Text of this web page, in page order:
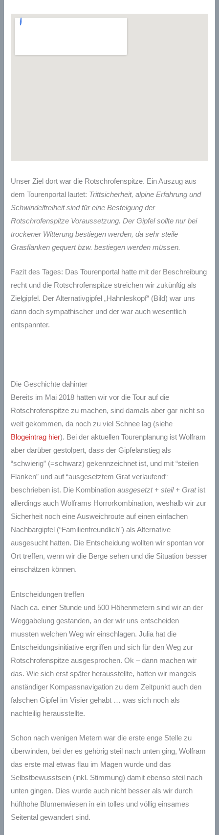
Unser Ziel dort war die Rotschrofenspitze. Ein Auszug aus
dem Tourenportal lautet: Trittsicherheit, alpine Erfahrung und
Schwindelfreiheit sind für eine Besteigung der
Rotschrofenspitze Voraussetzung. Der Gipfel sollte nur bei
trockener Witterung bestiegen werden, da sehr steile
Grasflanken gequert bzw. bestiegen werden müssen.
Fazit des Tages: Das Tourenportal hatte mit der Beschreibung
recht und die Rotschrofenspitze streichen wir zukünftig als
Zielgipfel. Der Alternativgipfel „Hahnleskopf“ (Bild) war uns
dann doch sympathischer und der war auch wesentlich
entspannter.
Die Geschichte dahinter
Bereits im Mai 2018 hatten wir vor die Tour auf die
Rotschrofenspitze zu machen, sind damals aber gar nicht so
weit gekommen, da noch zu viel Schnee lag (siehe
Blogeintrag hier). Bei der aktuellen Tourenplanung ist Wolfram
aber darüber gestolpert, dass der Gipfelanstieg als
“schwierig” (=schwarz) gekennzeichnet ist, und mit “steilen
Flanken” und auf “ausgesetztem Grat verlaufend“
beschrieben ist. Die Kombinationausgesetzt + steil + Grat ist
allerdings auch Wolframs Horrorkombination, weshalb wir zur
Sicherheit noch eine Ausweichroute auf einen einfachen
Nachbargipfel (“Familienfreundlich”) als Alternative
ausgesucht hatten. Die Entscheidung wollten wir spontan vor
Ort treffen, wenn wir die Berge sehen und die Situation besser
einschätzen können.
Entscheidungen treffen
Nach ca. einer Stunde und 500 Höhenmetern sind wir an der
Weggabelung gestanden, an der wir uns entscheiden
mussten welchen Weg wir einschlagen. Julia hat die
Entscheidungsinitiative ergriffen und sich für den Weg zur
Rotschrofenspitze ausgesprochen. Ok – dann machen wir
das. Wie sich erst später herausstellte, hatten wir mangels
anständiger Kompassnavigation zu dem Zeitpunkt auch den
falschen Gipfel im Visier gehabt … was sich noch als
nachteilig herausstellte.
Schon nach wenigen Metern war die erste enge Stelle zu
überwinden, bei der es gehörig steil nach unten ging, Wolfram
das erste mal etwas flau im Magen wurde und das
Selbstbewusstsein (inkl. Stimmung) damit ebenso steil nach
unten gingen. Dies wurde auch nicht besser als wir durch
hüfthohe Blumenwiesen in ein tolles und völlig einsames
Seitental gewandert sind.